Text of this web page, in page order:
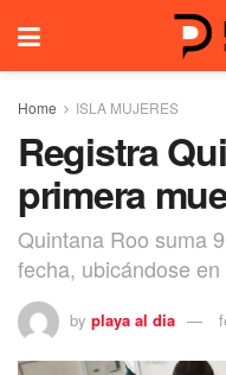
Home ISLA MUJERES
Registra
primera
Quintana Roo suma
fecha, ubicándose
by playa al dia